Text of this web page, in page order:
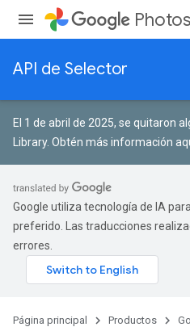
API de Selector
El 1 de abril de 2025, se quitaron
Library. Obtén más información
Google utiliza tecnología de IA
preferido. Las traducciones
errores.
Página principal Productos